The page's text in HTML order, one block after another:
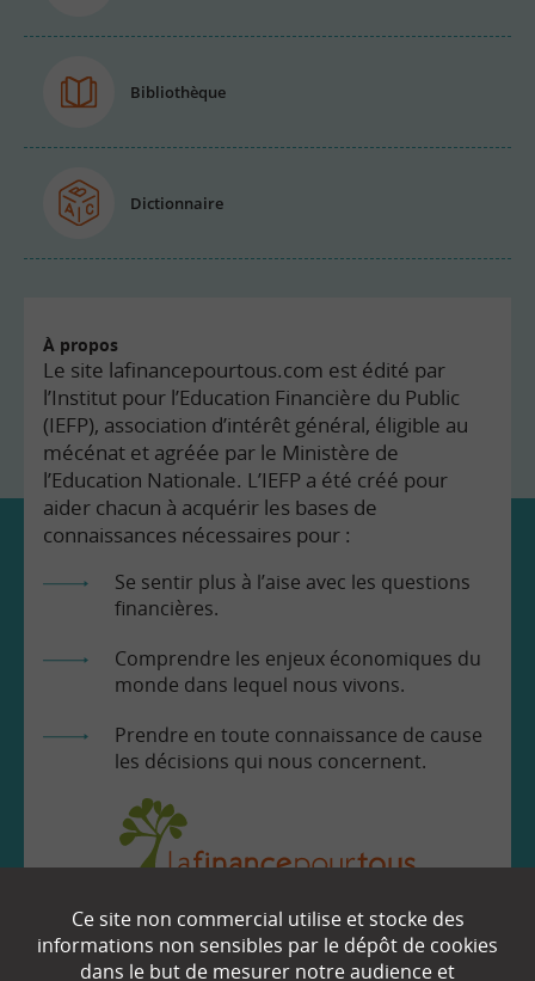
Bibliothèque
Dictionnaire
À propos
Le site lafinancepourtous.com est édité par
l’Institut pour l’Education Financière du Public
(IEFP), association d’intérêt général, éligible au
mécénat et agréée par le Ministère de
l’Education Nationale. L’IEFP a été créé pour
aider chacun à acquérir les bases de
connaissances nécessaires pour :
Se sentir plus à l’aise avec les questions
financières.
Comprendre les enjeux économiques du
monde dans lequel nous vivons.
Prendre en toute connaissance de cause
les décisions qui nous concernent.
EN SAVOIR
Ce site non commercial utilise et stocke des
informations non sensibles par le dépôt de cookies
dans le but de mesurer notre audience et